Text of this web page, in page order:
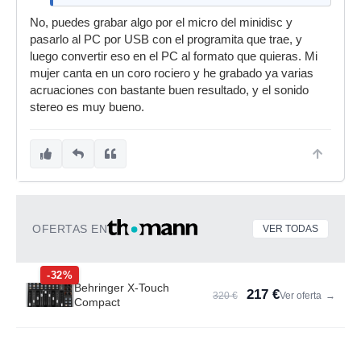
No, puedes grabar algo por el micro del minidisc y
pasarlo al PC por USB con el programita que trae, y
luego convertir eso en el PC al formato que quieras. Mi
mujer canta en un coro rociero y he grabado ya varias
acruaciones con bastante buen resultado, y el sonido
stereo es muy bueno.
OFERTAS EN VER TODAS
-32%
Behringer X-Touch
Compact
320 € 217 €Ver oferta →